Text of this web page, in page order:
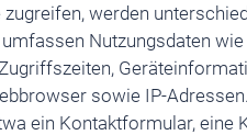
werden
Nutzungsdaten
sowie IP-
ein Kontaktformular,